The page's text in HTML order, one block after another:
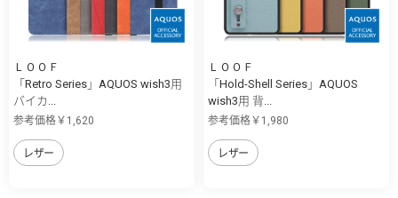
ＬＯＯＦ
「Retro Series」AQUOS wish3用
バイカ...
参考価格￥1,620
レザー
ＬＯＯＦ
「Hold-Shell Series」AQUOS
wish3用 背...
参考価格￥1,980
レザー